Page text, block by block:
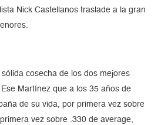
Nick Castellanos traslade a la gran
cosecha de los dos mejores
Martínez que a los 35 años de
de su vida, por primera vez sobre
vez sobre .330 de average,